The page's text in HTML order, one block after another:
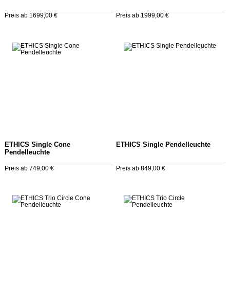
Preis ab 1699,00 € Preis ab 1999,00 €
ETHICS Single Cone
Pendelleuchte
Preis ab 749,00 €
ETHICS Single Pendelleuchte
Preis ab 849,00 €